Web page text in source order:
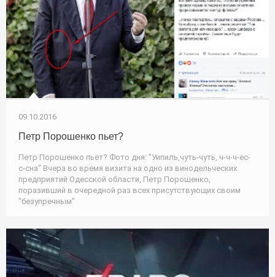
09.10.2016
Петр Порошенко пьет?
Петр Порошенко пьет? Фото дня: "Уипиль,чуть-чуть, ч-ч-ч-ес-
с-сна" Вчера во время визита на одно из винодельческих
предприятий Одесской области, Петр Порошенко,
поразивший в очередной раз всех присутствующих своим
"безупречным"